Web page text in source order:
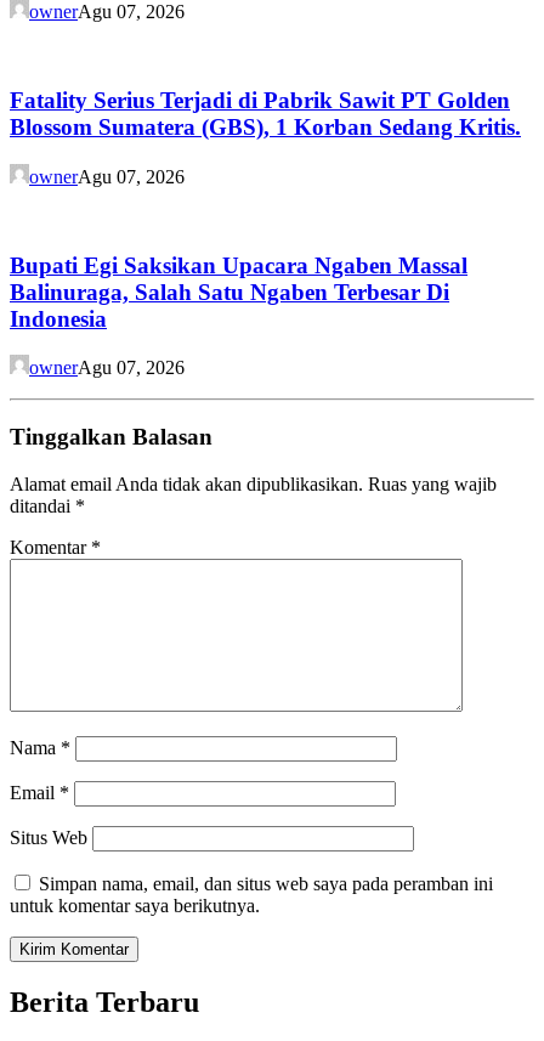
ownerAgu 07, 2026
Fatality Serius Terjadi di Pabrik Sawit PT Golden
Blossom Sumatera (GBS), 1 Korban Sedang Kritis.
ownerAgu 07, 2026
Bupati Egi Saksikan Upacara Ngaben Massal
Balinuraga, Salah Satu Ngaben Terbesar Di
Indonesia
ownerAgu 07, 2026
Tinggalkan Balasan
Alamat email Anda tidak akan dipublikasikan. Ruas yang wajib
ditandai *
Komentar *
Nama *
Email *
Situs Web
Simpan nama, email, dan situs web saya pada peramban ini
untuk komentar saya berikutnya.
Berita Terbaru